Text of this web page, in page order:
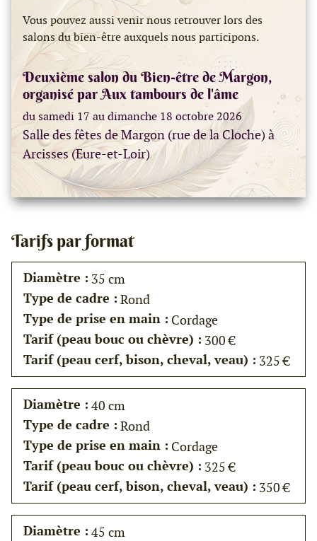
Vous pouvez aussi venir nous retrouver lors des
salons du bien-être auxquels nous participons.
Deuxième salon du Bien-être de Margon,
organisé par Aux tambours de l'âme
du samedi 17 au dimanche 18 octobre 2026
Salle des fêtes de Margon (rue de la Cloche) à
Arcisses (Eure-et-Loir)
Tarifs par format
Diamètre : 35 cm
Type de cadre : Rond
Type de prise en main : Cordage
Tarif (peau bouc ou chèvre) : 300 €
Tarif (peau cerf, bison, cheval, veau) : 325 €
Diamètre : 40 cm
Type de cadre : Rond
Type de prise en main : Cordage
Tarif (peau bouc ou chèvre) : 325 €
Tarif (peau cerf, bison, cheval, veau) : 350 €
Diamètre : 45 cm